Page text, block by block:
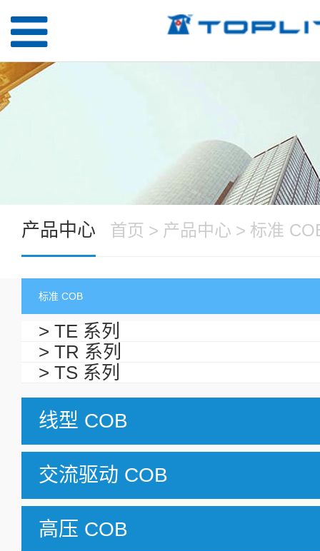
产品中心 首页 > 产品中心 > 标准
标准 COB
> TE 系列
> TR 系列
> TS 系列
线型 COB
交流驱动 COB
高压 COB